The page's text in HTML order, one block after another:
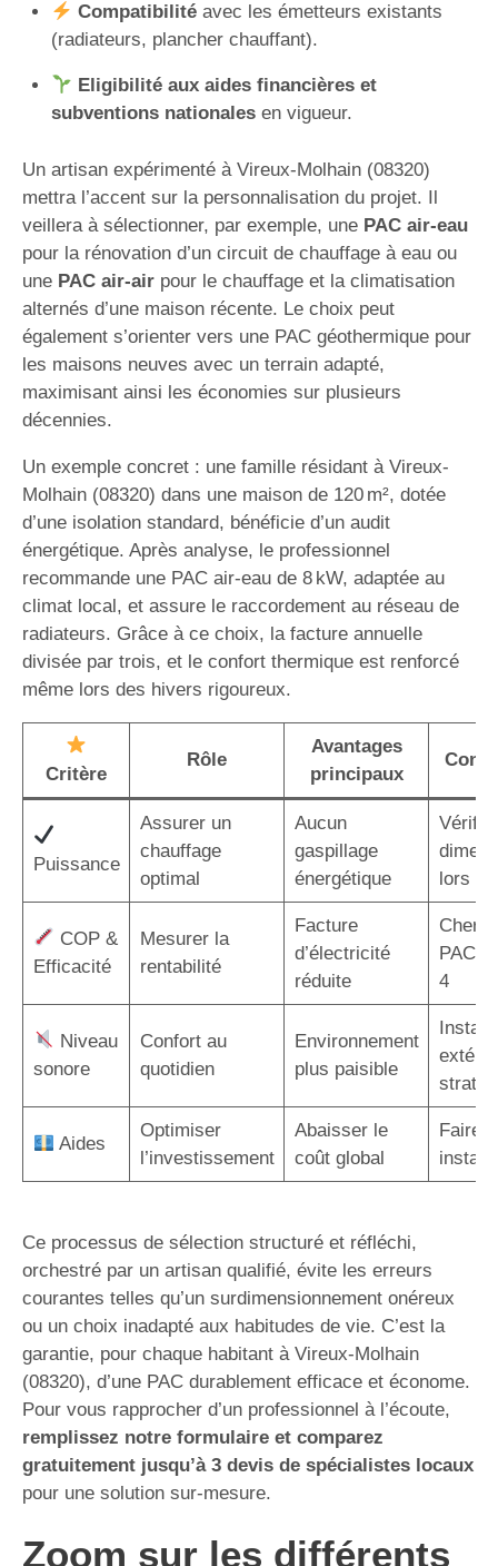
Compatibilitéavec les émetteurs existants
(radiateurs, plancher chauffant).
Eligibilité aux aides financières et
subventions nationalesen vigueur.
Un artisan expérimenté à Vireux-Molhain (08320)
mettra l’accent sur la personnalisation du projet. Il
veillera à sélectionner, par exemple, une PAC air-eau
pour la rénovation d’un circuit de chauffage à eau ou
une PAC air-air pour le chauffage et la climatisation
alternés d’une maison récente. Le choix peut
également s’orienter vers une PAC géothermique pour
les maisons neuves avec un terrain adapté,
maximisant ainsi les économies sur plusieurs
décennies.
Un exemple concret : une famille résidant à Vireux-
Molhain (08320) dans une maison de 120 m², dotée
d’une isolation standard, bénéficie d’un audit
énergétique. Après analyse, le professionnel
recommande une PAC air-eau de 8 kW, adaptée au
climat local, et assure le raccordement au réseau de
radiateurs. Grâce à ce choix, la facture annuelle
divisée par trois, et le confort thermique est renforcé
même lors des hivers rigoureux.
Critère
Rôle
Avantages
principaux
Puissance
Assurer un
chauffage
optimal
Aucun
gaspillage
énergétique
lors de
COP &
Efficacité
Mesurer la
rentabilité
Facture
d’électricité
réduite
PAC
4
Niveau
sonore
Confort au
quotidien
Environnement
plus paisible
Aides
Optimiser
l’investissement
Abaisser le
coût global
Faire
Ce processus de sélection structuré et réfléchi,
orchestré par un artisan qualifié, évite les erreurs
courantes telles qu’un surdimensionnement onéreux
ou un choix inadapté aux habitudes de vie. C’est la
garantie, pour chaque habitant à Vireux-Molhain
(08320), d’une PAC durablement efficace et économe.
Pour vous rapprocher d’un professionnel à l’écoute,
remplissez notre formulaire et comparez
gratuitement jusqu’à 3 devis de spécialistes locaux
pour une solution sur-mesure.
Zoom sur les différents